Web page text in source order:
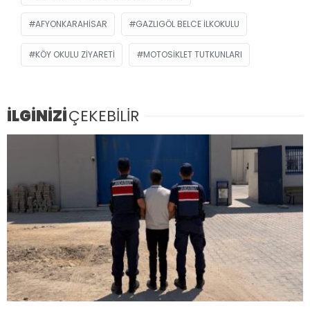
AFYONKARAHISAR GAZLIGÖL BELCE İLKOKULU
KÖY OKULU ZIYARETI MOTOSIKLET TUTKUNLARI
İLGİNİZİÇEKEBİLİR